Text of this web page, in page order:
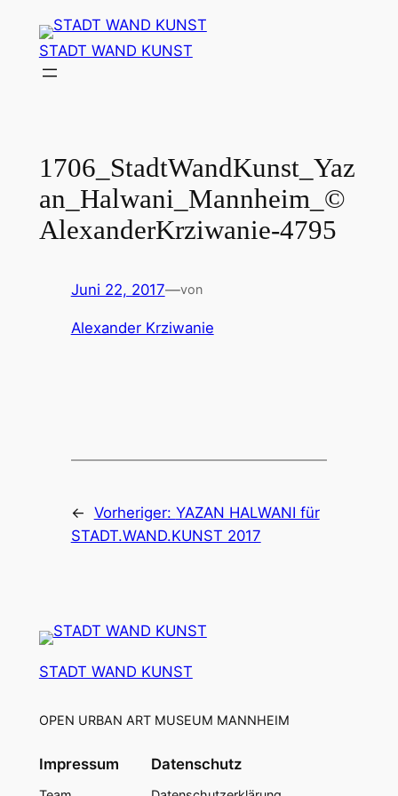
Inhalt
springen
STADT WAND KUNST
1706_StadtWandKunst_Yaz
an_Halwani_Mannheim_©
AlexanderKrziwanie-4795
Juni 22, 2017—von
Alexander Krziwanie
← Vorheriger: YAZAN HALWANI für
STADT.WAND.KUNST 2017
STADT WAND KUNST
OPEN URBAN ART MUSEUM MANNHEIM
Impressum Datenschutz